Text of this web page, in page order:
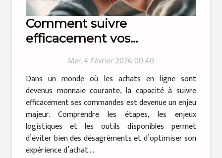
Comment suivre
efficacement vos
Mer. 4 février 2026 00:40
Dans un monde où les achats en ligne sont
devenus monnaie courante, la capacité à suivre
efficacement ses commandes est devenue un enjeu
majeur. Comprendre les étapes, les enjeux
logistiques et les outils disponibles permet
d’éviter bien des désagréments et d’optimiser son
expérience d’achat....